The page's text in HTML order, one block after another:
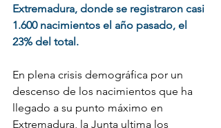
Extremadura, donde se registraron casi
1.600 nacimientos el año pasado, el
23% del total.
En plena crisis demográfica por un
descenso de los nacimientos que ha
llegado a su punto máximo en
Extremadura, la Junta ultima los